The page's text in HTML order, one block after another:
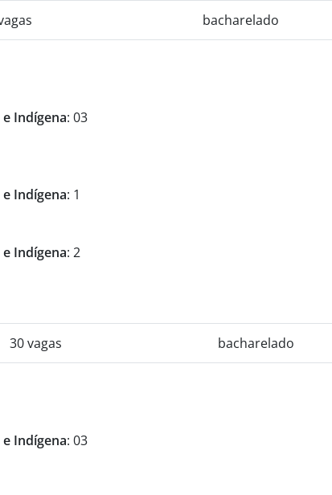
bacharelado
Indígena: 03
Indígena: 1
Indígena: 2
30 vagas bacharelado
Indígena: 03